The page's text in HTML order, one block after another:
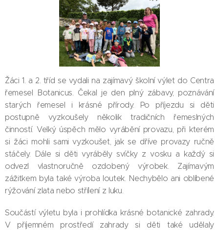
Žáci 1. a 2. tříd se vydali na zajímavý školní výlet do Centra
řemesel Botanicus. Čekal je den plný zábavy, poznávání
starých řemesel i krásné přírody. Po příjezdu si děti
postupně vyzkoušely několik tradičních řemeslných
činností. Velký úspěch mělo vyrábění provazu, při kterém
si žáci mohli sami vyzkoušet, jak se dříve provazy ručně
stáčely. Dále si děti vyráběly svíčky z vosku a každý si
odvezl vlastnoručně ozdobený výrobek. Zajímavým
zážitkem byla také výroba loutek. Nechybělo ani oblíbené
rýžování zlata nebo střílení z luku.
Součástí výletu byla i prohlídka krásné botanické zahrady.
V příjemném prostředí zahrady si děti také udělaly